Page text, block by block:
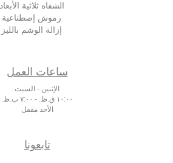
الشفاه ثلاثية الأبعاد
رموش إصطناعية
إزالة الوشم بالليز
ساعات العمل
الإثنين - السبت
١٠:٠٠ ق.ظ. - ۷:٠٠ ب.ظ.
الأحد مقفل
تابعونا